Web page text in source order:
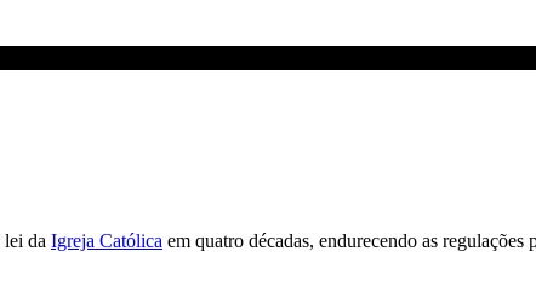
lei da Igreja Católica em quatro décadas, endurecendo as